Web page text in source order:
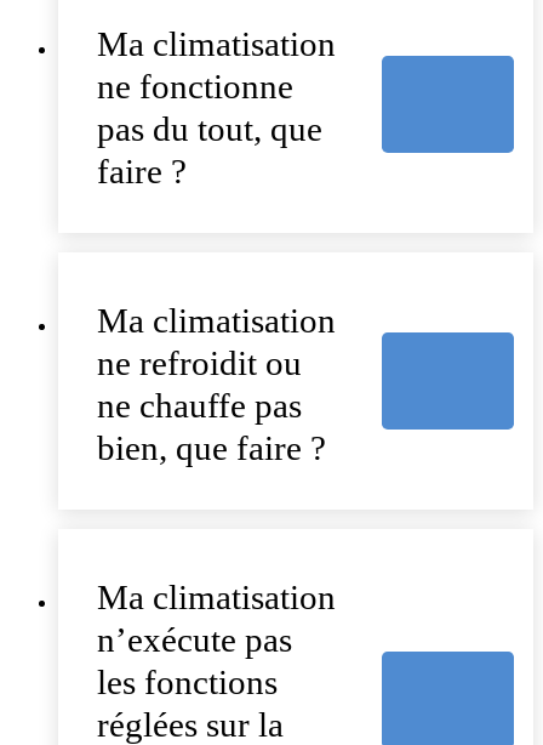
Ma climatisation
ne fonctionne
pas du tout, que
faire ?
Ma climatisation
ne refroidit ou
ne chauffe pas
bien, que faire ?
Ma climatisation
n’exécute pas
les fonctions
réglées sur la